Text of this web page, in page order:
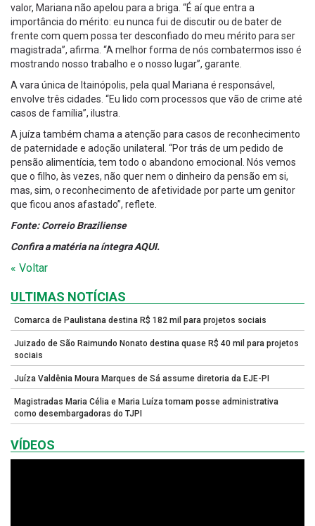
valor, Mariana não apelou para a briga. “É aí que entra a
importância do mérito: eu nunca fui de discutir ou de bater de
frente com quem possa ter desconfiado do meu mérito para ser
magistrada”, afirma. “A melhor forma de nós combatermos isso é
mostrando nosso trabalho e o nosso lugar”, garante.
A vara única de Itainópolis, pela qual Mariana é responsável,
envolve três cidades. “Eu lido com processos que vão de crime até
casos de família”, ilustra.
A juíza também chama a atenção para casos de reconhecimento
de paternidade e adoção unilateral. “Por trás de um pedido de
pensão alimentícia, tem todo o abandono emocional. Nós vemos
que o filho, às vezes, não quer nem o dinheiro da pensão em si,
mas, sim, o reconhecimento de afetividade por parte um genitor
que ficou anos afastado”, reflete.
Fonte: Correio Braziliense
Confira a matéria na íntegraAQUI.
« Voltar
ULTIMAS NOTÍCIAS
Comarca de Paulistana destina R$ 182 mil para projetos sociais
Juizado de São Raimundo Nonato destina quase R$ 40 mil para projetos
sociais
Juíza Valdênia Moura Marques de Sá assume diretoria da EJE-PI
Magistradas Maria Célia e Maria Luíza tomam posse administrativa
como desembargadoras do TJPI
VÍDEOS